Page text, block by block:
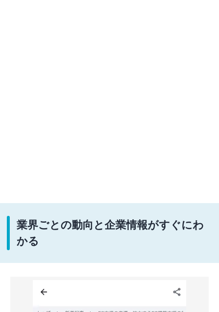
業界ごとの動向と企業情報がすぐにわ
かる